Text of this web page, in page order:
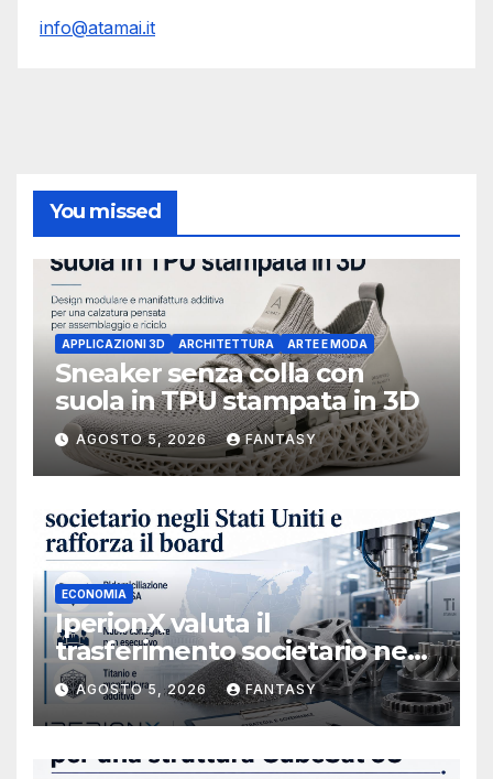
info@atamai.it
You missed
APPLICAZIONI 3D ARCHITETTURA ARTE E MODA
Sneaker senza colla con
suola in TPU stampata in 3D
AGOSTO 5, 2026 FANTASY
ECONOMIA
IperionX valuta il
trasferimento societario negli
Stati Uniti e rafforza il board,
ha nominato Michael J.
Loparco amministratore
indipendente non esecutivo
AGOSTO 5, 2026 FANTASY